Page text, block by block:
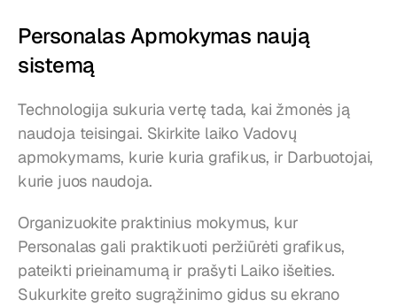
Personalas Apmokymas naują
sistemą
Technologija sukuria vertę tada, kai žmonės ją
naudoja teisingai. Skirkite laiko Vadovų
apmokymams, kurie kuria grafikus, ir Darbuotojai,
kurie juos naudoja.
Organizuokite praktinius mokymus, kur
Personalas gali praktikuoti peržiūrėti grafikus,
pateikti prieinamumą ir prašyti Laiko išeities.
Sukurkite greito sugrąžinimo gidus su ekrano